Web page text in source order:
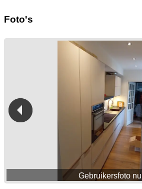
Foto's
Gebruikersfoto null